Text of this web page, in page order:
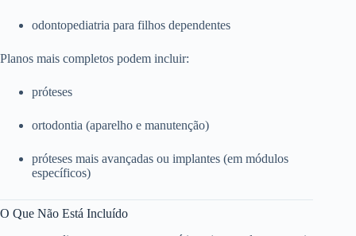
odontopediatria para filhos dependentes
Planos mais completos podem incluir:
próteses
ortodontia (aparelho e manutenção)
próteses mais avançadas ou implantes (em módulos
específicos)
O Que Não Está Incluído